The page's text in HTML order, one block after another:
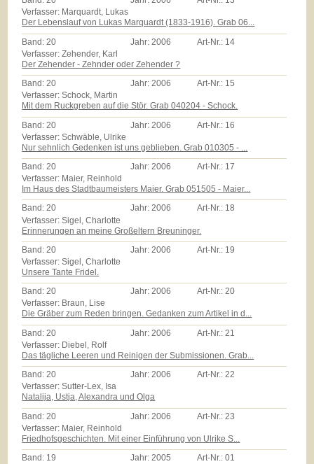
Verfasser: Marquardt, Lukas
Der Lebenslauf von Lukas Marquardt (1833-1916). Grab 06...
Band: 20 Jahr: 2006 Art-Nr.: 14
Verfasser: Zehender, Karl
Der Zehender - Zehnder oder Zehender ?
Band:20 Jahr:2006 Art-Nr.: 15
Verfasser: Schock, Martin
Mit dem Ruckgreben auf die Stör. Grab 040204 - Schock.
Band: 20 Jahr: 2006 Art-Nr.: 16
Verfasser: Schwäble, Ulrike
Nur sehnlich Gedenken ist uns geblieben. Grab 010305 - ...
Band:20 Jahr:2006 Art-Nr.: 17
Verfasser: Maier, Reinhold
Im Haus des Stadtbaumeisters Maier. Grab 051505 - Maier...
Band:20 Jahr:2006 Art-Nr.: 18
Verfasser: Sigel, Charlotte
Erinnerungen an meine Großeltern Breuninger.
Band:20 Jahr:2006 Art-Nr.: 19
Verfasser: Sigel, Charlotte
Unsere Tante Fridel.
Band:20 Jahr:2006 Art-Nr.:20
Verfasser: Braun, Lise
Die Gräber zum Reden bringen. Gedanken zum Artikel in d...
Band: 20 Jahr: 2006 Art-Nr.: 21
Verfasser: Diebel, Rolf
Das tägliche Leeren und Reinigen der Submissionen. Grab...
Band:20 Jahr:2006 Art-Nr.:22
Verfasser: Sutter-Lex, Isa
Natalija, Ustja, Alexandra und Olga
Band: 20 Jahr: 2006 Art-Nr.: 23
Verfasser: Maier, Reinhold
Friedhofsgeschichten. Mit einer Einführung von Ulrike S...
Band: 19 Jahr:2005 Art-Nr.:01